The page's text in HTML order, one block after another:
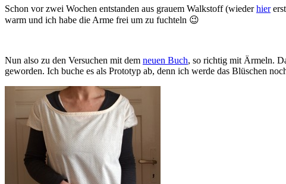
Schon vor zwei Wochen entstanden aus grauem Walkstoff (wiederhier
warm und ich habe die Arme frei um zu fuchteln 😉
Nun also zu den Versuchen mit dem neuen Buch, so richtig mit Ärmeln.
geworden. Ich buche es als Prototyp ab, denn ich werde das Blüschen